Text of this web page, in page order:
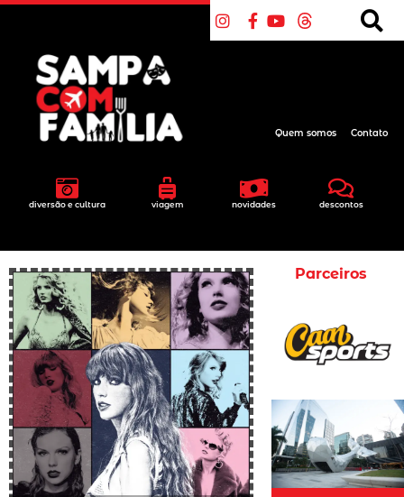
diversão e cultura viagem novidades descontos
Quem somos Contato
Parceiros